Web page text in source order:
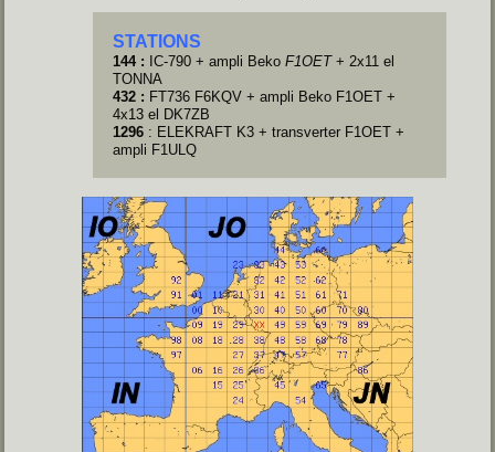
STATIONS
144 : IC-790 + ampli BekoF1OET+ 2x11 el
TONNA
432 : FT736 F6KQV + ampli Beko F1OET +
4x13 el DK7ZB
1296 : ELEKRAFT K3 + transverter F1OET +
ampli F1ULQ